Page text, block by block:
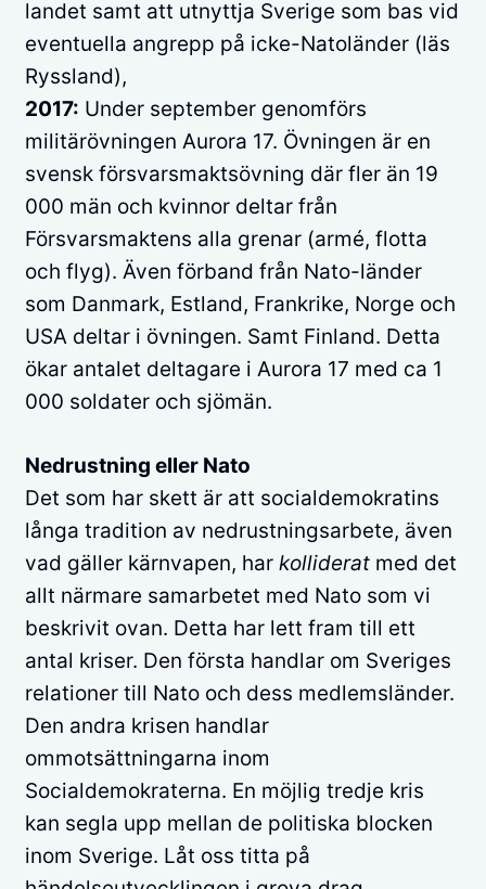
landet samt att utnyttja Sverige som bas vid
eventuella angrepp på icke-Natoländer (läs
Ryssland),
2017: Under september genomförs
militärövningen Aurora 17. Övningen är en
svensk försvarsmaktsövning där fler än 19
000 män och kvinnor deltar från
Försvarsmaktens alla grenar (armé, flotta
och flyg). Även förband från Nato-länder
som Danmark, Estland, Frankrike, Norge och
USA deltar i övningen. Samt Finland. Detta
ökar antalet deltagare i Aurora 17 med ca 1
000 soldater och sjömän.
Nedrustning eller Nato
Det som har skett är att socialdemokratins
långa tradition av nedrustningsarbete, även
vad gäller kärnvapen, har kolliderat med det
allt närmare samarbetet med Nato som vi
beskrivit ovan. Detta har lett fram till ett
antal kriser. Den första handlar om Sveriges
relationer till Nato och dess medlemsländer.
Den andra krisen handlar
ommotsättningarna inom
Socialdemokraterna. En möjlig tredje kris
kan segla upp mellan de politiska blocken
inom Sverige. Låt oss titta på